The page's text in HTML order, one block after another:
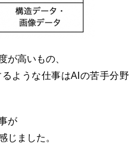
が高いもの、
ような仕事はAIの苦手分野
が
じました。